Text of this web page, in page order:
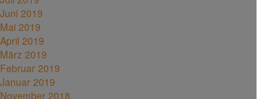
Juni 2019
Mai 2019
April 2019
März 2019
Februar 2019
Januar 2019
November 2018